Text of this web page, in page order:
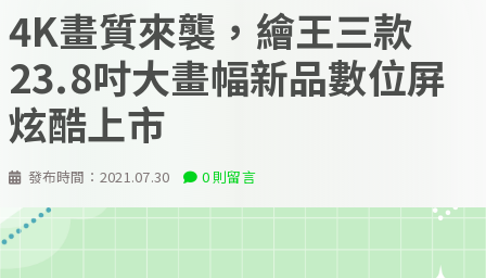
發布時間： 2021.07.30 0 則留言
4K畫質來襲，繪王三款
23.8吋大畫幅新品數位屏
炫酷上市